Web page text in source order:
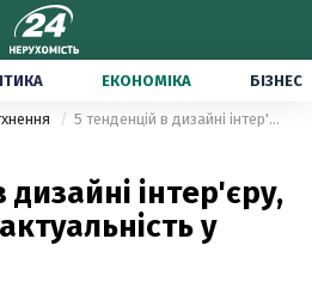
ЕКОНОМІКА БІЗНЕС
5 тенденцій в дизайні інтер'єру, які втратять актуальність у 2022 році
дизайні інтер'єру,
у